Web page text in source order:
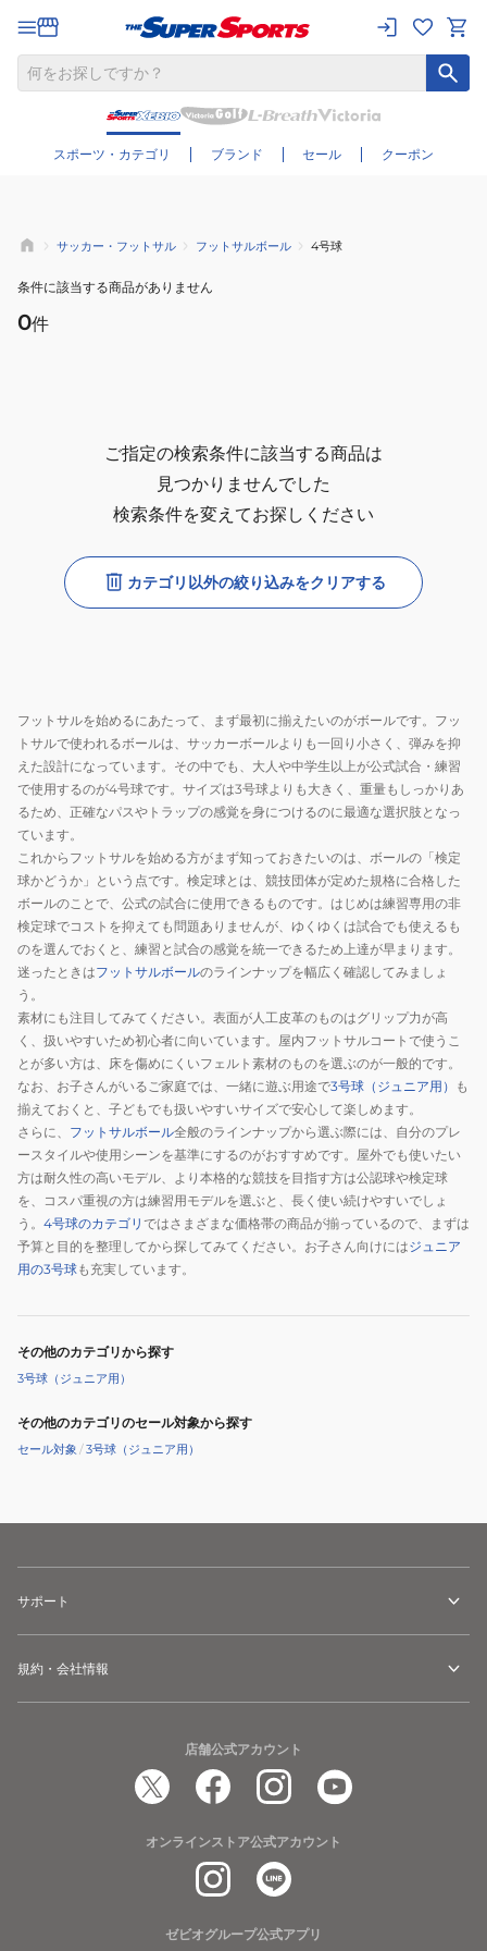
スポーツ・カテゴリ ブランド セール クーポン
さらに絞り込む
サッカー・フットサル フットサルボール 4号球
条件に該当する商品がありません
0件
ご指定の検索条件に該当する商品は
見つかりませんでした
検索条件を変えてお探しください
カテゴリ以外の絞り込みをクリアする
フットサルを始めるにあたって、まず最初に揃えたいのがボールです。フッ
トサルで使われるボールは、サッカーボールよりも一回り小さく、弾みを抑
えた設計になっています。その中でも、大人や中学生以上が公式試合・練習
で使用するのが4号球です。サイズは3号球よりも大きく、重量もしっかりあ
るため、正確なパスやトラップの感覚を身につけるのに最適な選択肢となっ
ています。
これからフットサルを始める方がまず知っておきたいのは、ボールの「検定
球かどうか」という点です。検定球とは、競技団体が定めた規格に合格した
ボールのことで、公式の試合に使用できるものです。はじめは練習専用の非
検定球でコストを抑えても問題ありませんが、ゆくゆくは試合でも使えるも
のを選んでおくと、練習と試合の感覚を統一できるため上達が早まります。
迷ったときはフットサルボールのラインナップを幅広く確認してみましょ
う。
素材にも注目してみてください。表面が人工皮革のものはグリップ力が高
く、扱いやすいため初心者に向いています。屋内フットサルコートで使うこ
とが多い方は、床を傷めにくいフェルト素材のものを選ぶのが一般的です。
なお、お子さんがいるご家庭では、一緒に遊ぶ用途で3号球（ジュニア用） も
揃えておくと、子どもでも扱いやすいサイズで安心して楽しめます。
さらに、 フットサルボール全般のラインナップから選ぶ際には、自分のプレ
ースタイルや使用シーンを基準にするのがおすすめです。屋外でも使いたい
方は耐久性の高いモデル、より本格的な競技を目指す方は公認球や検定球
を、コスパ重視の方は練習用モデルを選ぶと、長く使い続けやすいでしょ
う。 4号球のカテゴリ ではさまざまな価格帯の商品が揃っているので、まずは
予算と目的を整理してから探してみてください。お子さん向けにはジュニア
用の3号球も充実しています。
その他のカテゴリから探す
3号球（ジュニア用）
その他のカテゴリのセール対象から探す
セール対象 /3号球（ジュニア用）
サポート
規約・会社情報
店舗公式アカウント
オンラインストア公式アカウント
ゼビオグループ公式アプリ